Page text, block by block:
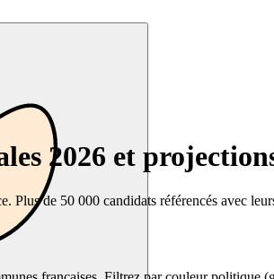
2026 et
de 50 000 candidats référencés avec